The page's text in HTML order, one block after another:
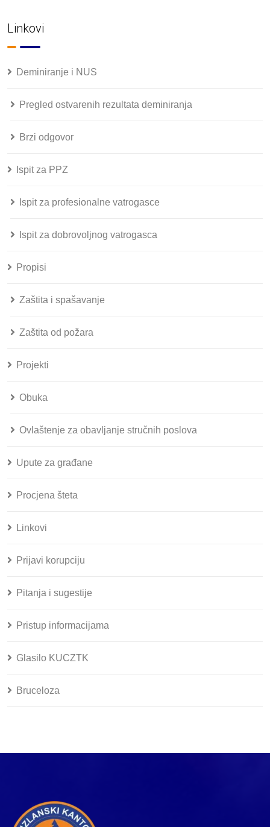
Linkovi
Deminiranje i NUS
Pregled ostvarenih rezultata deminiranja
Brzi odgovor
Ispit za PPZ
Ispit za profesionalne vatrogasce
Ispit za dobrovoljnog vatrogasca
Propisi
Zaštita i spašavanje
Zaštita od požara
Projekti
Obuka
Ovlaštenje za obavljanje stručnih poslova
Upute za građane
Procjena šteta
Linkovi
Prijavi korupciju
Pitanja i sugestije
Pristup informacijama
Glasilo KUCZTK
Bruceloza